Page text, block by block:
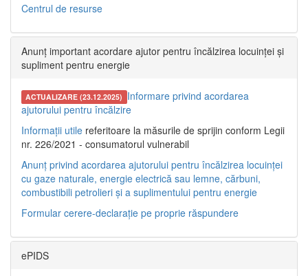
Centrul de resurse
Anunț important acordare ajutor pentru încălzirea locuinței și
supliment pentru energie
ACTUALIZARE (23.12.2025) Informare privind acordarea
ajutorului pentru încălzire
Informații utile referitoare la măsurile de sprijin conform Legii
nr. 226/2021 - consumatorul vulnerabil
Anunț privind acordarea ajutorului pentru încălzirea locuinței
cu gaze naturale, energie electrică sau lemne, cărbuni,
combustibili petrolieri și a suplimentului pentru energie
Formular cerere-declarație pe proprie răspundere
ePIDS